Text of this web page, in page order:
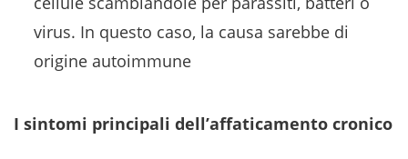
virus. In questo caso, la causa sarebbe di
origine autoimmune
I sintomi principali dell’affaticamento cronico